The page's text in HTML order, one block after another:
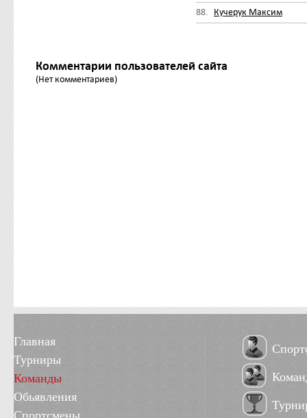
88.
Кучерук Максим
Комментарии пользователей сайта
(Нет комментариев)
Главная
Турниры
Команды
Обьявления
Спортсмены